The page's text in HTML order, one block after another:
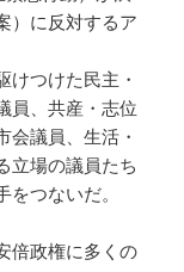
）に反対するア
けつけた民主・
員、共産・志位
会議員、生活・
立場の議員たち
つないだ。
倍政権に多くの